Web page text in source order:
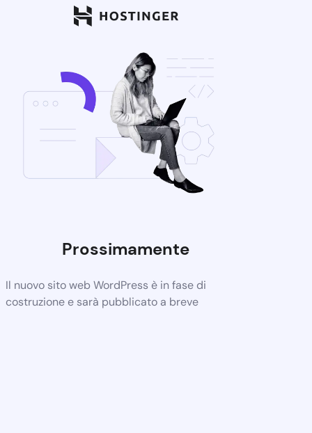
Prossimamente
Il nuovo sito web WordPress è in fase di
costruzione e sarà pubblicato a breve